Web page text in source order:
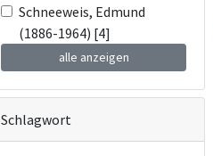
Schneeweis, Edmund
(1886-1964) [4]
alle anzeigen
Schlagwort